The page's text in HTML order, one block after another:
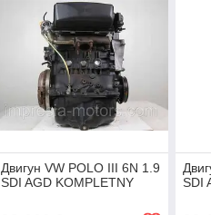
Двигун VW POLO III 6N 1.9
SDI AGD KOMPLETNY
SDI